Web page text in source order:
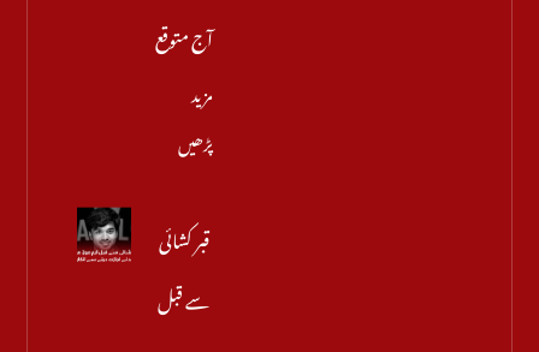
آج متوقع
مزید
پڑھیں
قبر کشائی
سے قبل